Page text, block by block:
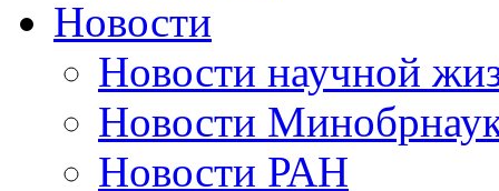
Новости
Новости научной
Новости
Новости РАН